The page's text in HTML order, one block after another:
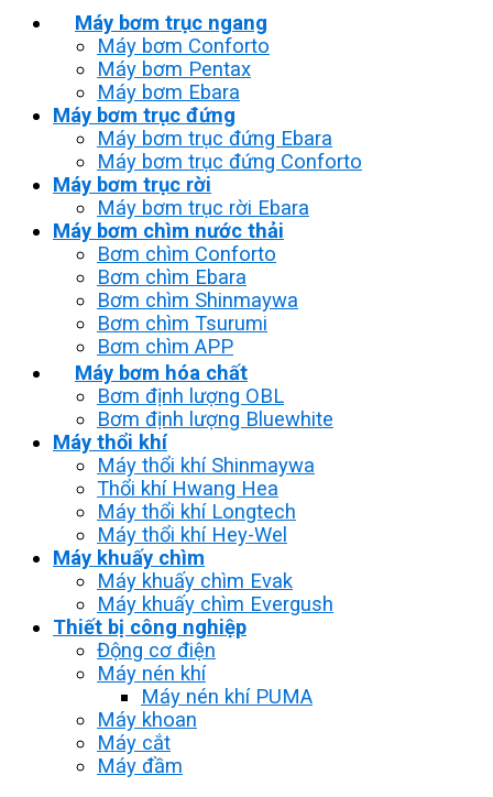
Máy bơm trục ngang
Máy bơm Conforto
Máy bơm Pentax
Máy bơm Ebara
Máy bơm trục đứng
Máy bơm trục đứng Ebara
Máy bơm trục đứng Conforto
Máy bơm trục rời
Máy bơm trục rời Ebara
Máy bơm chìm nước thải
Bơm chìm Conforto
Bơm chìm Ebara
Bơm chìm Shinmaywa
Bơm chìm Tsurumi
Bơm chìm APP
Máy bơm hóa chất
Bơm định lượng OBL
Bơm định lượng Bluewhite
Máy thổi khí
Máy thổi khí Shinmaywa
Thổi khí Hwang Hea
Máy thổi khí Longtech
Máy thổi khí Hey-Wel
Máy khuấy chìm
Máy khuấy chìm Evak
Máy khuấy chìm Evergush
Thiết bị công nghiệp
Động cơ điện
Máy nén khí
Máy nén khí PUMA
Máy khoan
Máy cắt
Máy đầm